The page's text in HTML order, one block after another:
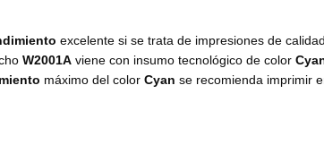
excelente si se trata de impresiones de
W2001A viene con insumo tecnológico de color
máximo del color Cyan se recomienda imprimir